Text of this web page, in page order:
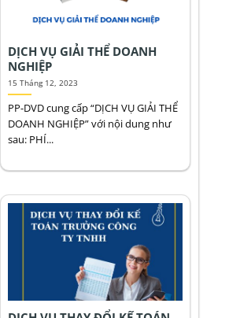
DỊCH VỤ GIẢI THỂ DOANH
NGHIỆP
15 Tháng 12, 2023
PP-DVD cung cấp “DỊCH VỤ GIẢI THỂ
DOANH NGHIỆP” với nội dung như
sau: PHÍ...